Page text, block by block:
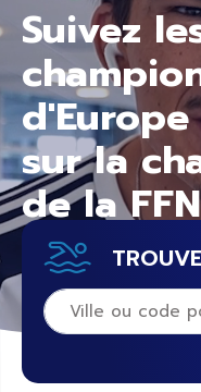
Suivez
sur la
de la FFN